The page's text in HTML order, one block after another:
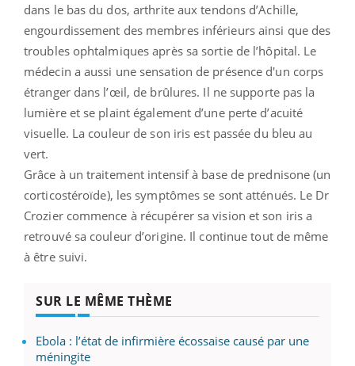
dans le bas du dos, arthrite aux tendons d’Achille,
engourdissement des membres inférieurs ainsi que des
troubles ophtalmiques après sa sortie de l’hôpital. Le
médecin a aussi une sensation de présence d'un corps
étranger dans l’œil, de brûlures. Il ne supporte pas la
lumière et se plaint également d’une perte d’acuité
visuelle. La couleur de son iris est passée du bleu au
vert.
Grâce à un traitement intensif à base de prednisone (un
corticostéroïde), les symptômes se sont atténués. Le Dr
Crozier commence à récupérer sa vision et son iris a
retrouvé sa couleur d’origine. Il continue tout de même
à être suivi.
SUR LE MÊME THÈME
Ebola : l’état de infirmière écossaise causé par une
méningite